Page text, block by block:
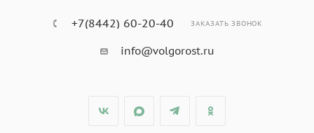
+7(8442) 60-20-40 ЗАКАЗАТЬ ЗВОНОК
info@volgorost.ru